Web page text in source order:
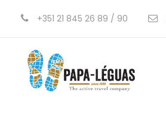
+351 21 845 26 89 / 90